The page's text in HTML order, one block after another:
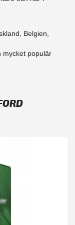
Belgien,
mycket populär